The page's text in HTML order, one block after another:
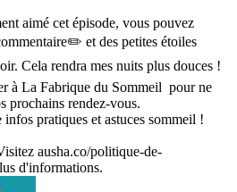
aimé cet épisode, vous pouvez
et des petites étoiles
Cela rendra mes nuits plus douces !
à La Fabrique du Sommeil pour ne
prochains rendez-vous.
pratiques et astuces sommeil !
ausha.co/politique-de-
d'informations.